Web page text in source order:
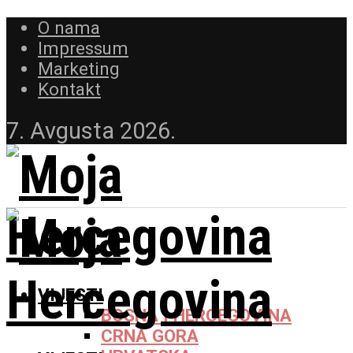
O nama
Impressum
Marketing
Kontakt
7. Avgusta 2026.
VIJESTI
BOSNA I HERCEGOVINA
CRNA GORA